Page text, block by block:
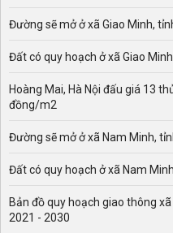
Đường sẽ mở ở xã Giao Minh,
Đất có quy hoạch ở xã Giao
Hoàng Mai, Hà Nội đấu giá 13
đồng/m2
Đường sẽ mở ở xã Nam Minh,
Đất có quy hoạch ở xã Nam
Bản đồ quy hoạch giao thông
2021 - 2030